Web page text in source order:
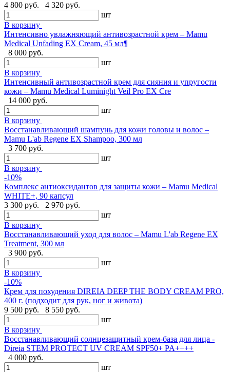
4 800 руб.
4 320 руб.
шт
В корзину
Интенсивно увлажняющий антивозрастной крем – Mamu
Medical Unfading EX Cream, 45 мл¶
8 000 руб.
шт
В корзину
Интенсивный антивозрастной крем для сияния и упругости
кожи – Mamu Medical Luminight Veil Pro EX Cre
14 000 руб.
шт
В корзину
Восстанавливающий шампунь для кожи головы и волос –
Mamu L'ab Regene EX Shampoo, 300 мл
3 700 руб.
шт
В корзину
-10%
Комплекс антиоксидантов для защиты кожи – Mamu Medical
WHITE+, 90 капсул
3 300 руб.
2 970 руб.
шт
В корзину
Восстанавливающий уход для волос – Mamu L'ab Regene EX
Treatment, 300 мл
3 900 руб.
шт
В корзину
-10%
Крем для похудения DIREIA DEEP THE BODY CREAM PRO,
400 г. (подходит для рук, ног и живота)
9 500 руб.
8 550 руб.
шт
В корзину
Восстанавливающий солнцезащитный крем-база для лица -
Direia STEM PROTECT UV CREAM SPF50+ PA++++
4 000 руб.
шт